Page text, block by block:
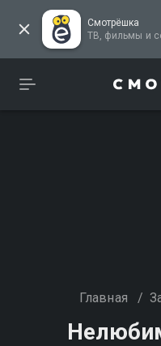
Смотрёшка
Главная /